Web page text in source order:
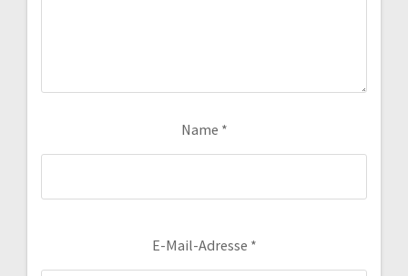
Name *
E-Mail-Adresse *